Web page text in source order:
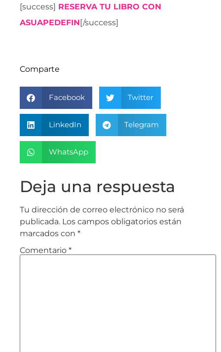
[success] RESERVA TU LIBRO CON
ASUAPEDEFIN[/success]
Comparte
Facebook Twitter
LinkedIn Telegram
WhatsApp
Deja una respuesta
Tu dirección de correo electrónico no será
publicada. Los campos obligatorios están
marcados con *
Comentario *